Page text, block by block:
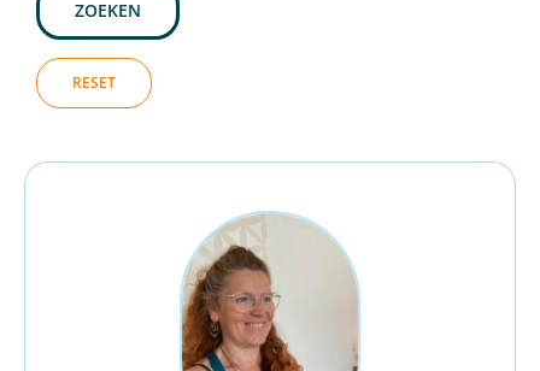
ZOEKEN
RESET